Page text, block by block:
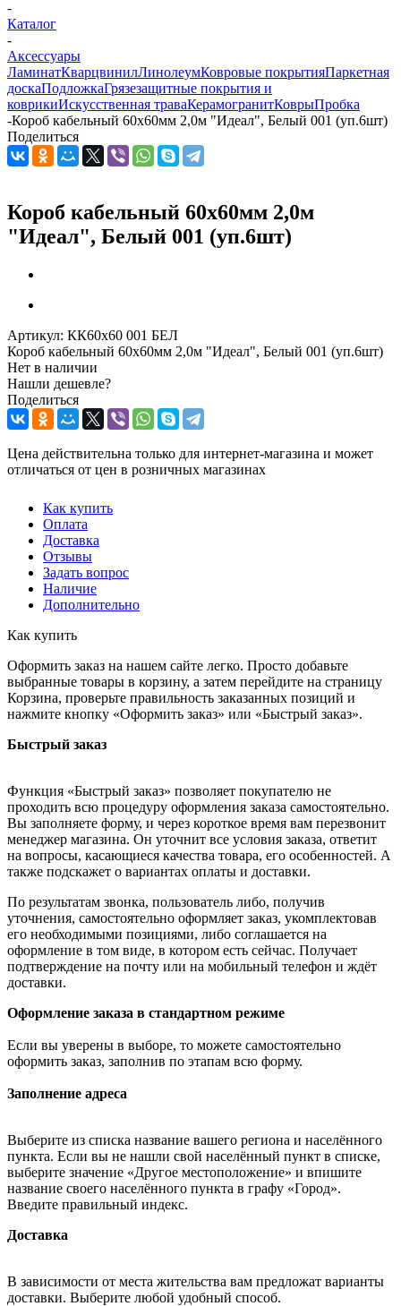
-
Каталог
-
Аксессуары
ЛаминатКварцвинилЛинолеумКовровые покрытияПаркетная
доскаПодложкаГрязезащитные покрытия и
коврикиИскусственная траваКерамогранитКоврыПробка
-Короб кабельный 60х60мм 2,0м "Идеал", Белый 001 (уп.6шт)
Поделиться
Короб кабельный 60х60мм 2,0м
"Идеал", Белый 001 (уп.6шт)
Артикул: КК60х60 001 БЕЛ
Короб кабельный 60х60мм 2,0м "Идеал", Белый 001 (уп.6шт)
Нет в наличии
Нашли дешевле?
Поделиться
Цена действительна только для интернет-магазина и может
отличаться от цен в розничных магазинах
Как купить
Оплата
Доставка
Отзывы
Задать вопрос
Наличие
Дополнительно
Как купить
Оформить заказ на нашем сайте легко. Просто добавьте
выбранные товары в корзину, а затем перейдите на страницу
Корзина, проверьте правильность заказанных позиций и
нажмите кнопку «Оформить заказ» или «Быстрый заказ».
Быстрый заказ
Функция «Быстрый заказ» позволяет покупателю не
проходить всю процедуру оформления заказа самостоятельно.
Вы заполняете форму, и через короткое время вам перезвонит
менеджер магазина. Он уточнит все условия заказа, ответит
на вопросы, касающиеся качества товара, его особенностей. А
также подскажет о вариантах оплаты и доставки.
По результатам звонка, пользователь либо, получив
уточнения, самостоятельно оформляет заказ, укомплектовав
его необходимыми позициями, либо соглашается на
оформление в том виде, в котором есть сейчас. Получает
подтверждение на почту или на мобильный телефон и ждёт
доставки.
Оформление заказа в стандартном режиме
Если вы уверены в выборе, то можете самостоятельно
оформить заказ, заполнив по этапам всю форму.
Заполнение адреса
Выберите из списка название вашего региона и населённого
пункта. Если вы не нашли свой населённый пункт в списке,
выберите значение «Другое местоположение» и впишите
название своего населённого пункта в графу «Город».
Введите правильный индекс.
Доставка
В зависимости от места жительства вам предложат варианты
доставки. Выберите любой удобный способ.